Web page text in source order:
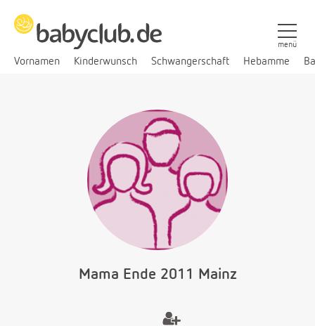
Vornamen Kinderwunsch Schwangerschaft Hebamme
menü
Mama Ende 2011 Mainz